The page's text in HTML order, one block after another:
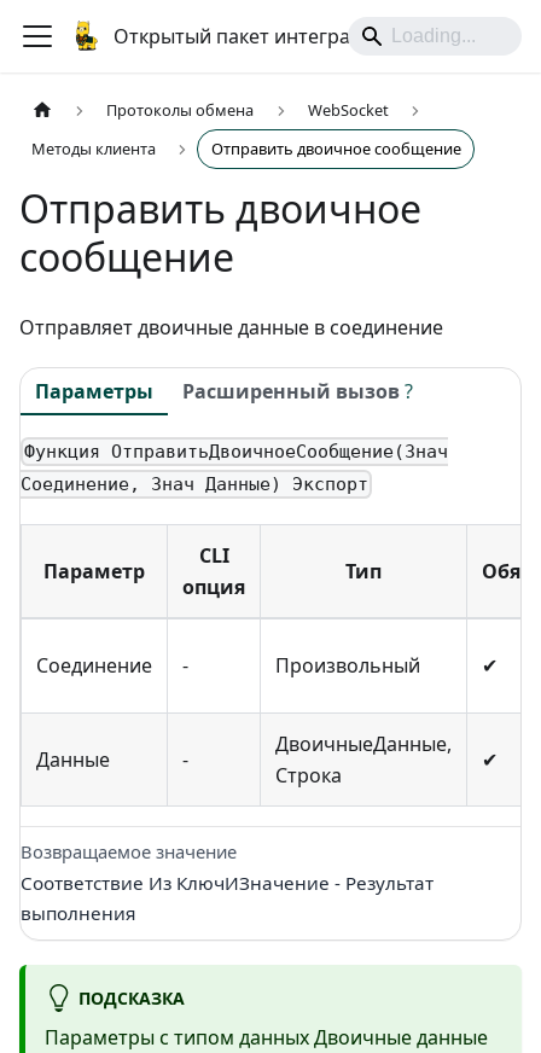
Открытый пакет интеграций
Протоколы обмена
WebSocket
Методы клиента
Отправить двоичное сообщение
Отправить двоичное
сообщение
Отправляет двоичные данные в соединение
Параметры Расширенный вызов?
Функция ОтправитьДвоичноеСообщение(Знач
Соединение, Знач Данные) Экспорт
Параметр
CLI
опция
Тип Обяз.
Соединение - Произвольный ✔
Данные -
ДвоичныеДанные,
Строка
✔
Возвращаемое значение
Соответствие Из КлючИЗначение - Результат
выполнения
ПОДСКАЗКА
Параметры с типом данных Двоичные данные